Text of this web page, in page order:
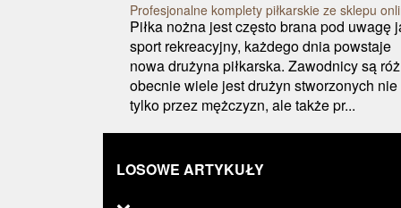
Profesjonalne komplety piłkarskie ze sklepu
Piłka nożna jest często brana pod uwagę
sport rekreacyjny, każdego dnia powstaje
nowa drużyna piłkarska. Zawodnicy są
obecnie wiele jest drużyn stworzonych nie
tylko przez mężczyzn, ale także pr...
LOSOWE ARTYKUŁY